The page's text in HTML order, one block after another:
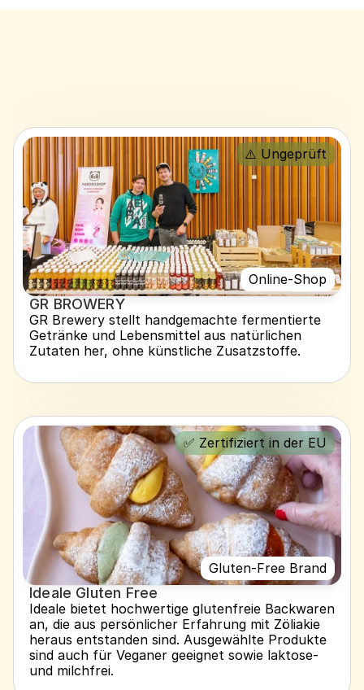
Online-Shop
⚠️ Ungeprüft
GR BROWERY
GR Brewery stellt handgemachte fermentierte
Getränke und Lebensmittel aus natürlichen
Zutaten her, ohne künstliche Zusatzstoffe.
Gluten-Free Brand
✅ Zertifiziert in der EU
Ideale Gluten Free
Ideale bietet hochwertige glutenfreie Backwaren
an, die aus persönlicher Erfahrung mit Zöliakie
heraus entstanden sind. Ausgewählte Produkte
sind auch für Veganer geeignet sowie laktose-
und milchfrei.